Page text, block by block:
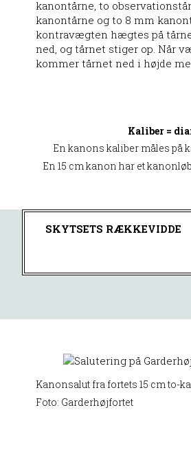
kanontårne, to
kanontårne og to 8 mm
kontravægten hægtes på
ned, og tårnet stiger op. Når
kommer tårnet ned i højde
Kaliber =
En kanons kaliber måles på
En 15 cm kanon har et
SKYTSETS RÆKKEVIDDE
Kanonsalut fra fortets 15 cm to-
Foto: Garderhøjfortet